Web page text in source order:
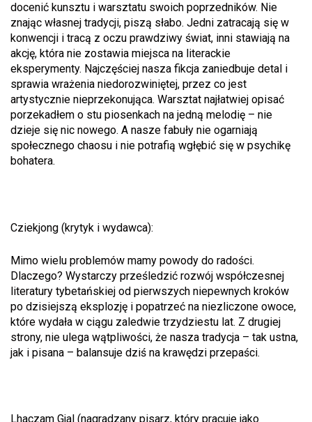
docenić kunsztu i warsztatu swoich poprzedników. Nie
znając własnej tradycji, piszą słabo. Jedni zatracają się w
konwencji i tracą z oczu prawdziwy świat, inni stawiają na
akcję, która nie zostawia miejsca na literackie
eksperymenty. Najczęściej nasza fikcja zaniedbuje detal i
sprawia wrażenia niedorozwiniętej, przez co jest
artystycznie nieprzekonująca. Warsztat najłatwiej opisać
porzekadłem o stu piosenkach na jedną melodię – nie
dzieje się nic nowego. A nasze fabuły nie ogarniają
społecznego chaosu i nie potrafią wgłębić się w psychikę
bohatera.
Cziekjong (krytyk i wydawca):
Mimo wielu problemów mamy powody do radości.
Dlaczego? Wystarczy prześledzić rozwój współczesnej
literatury tybetańskiej od pierwszych niepewnych kroków
po dzisiejszą eksplozję i popatrzeć na niezliczone owoce,
które wydała w ciągu zaledwie trzydziestu lat. Z drugiej
strony, nie ulega wątpliwości, że nasza tradycja – tak ustna,
jak i pisana – balansuje dziś na krawędzi przepaści.
Lhaczam Gjal (nagradzany pisarz, który pracuje jako